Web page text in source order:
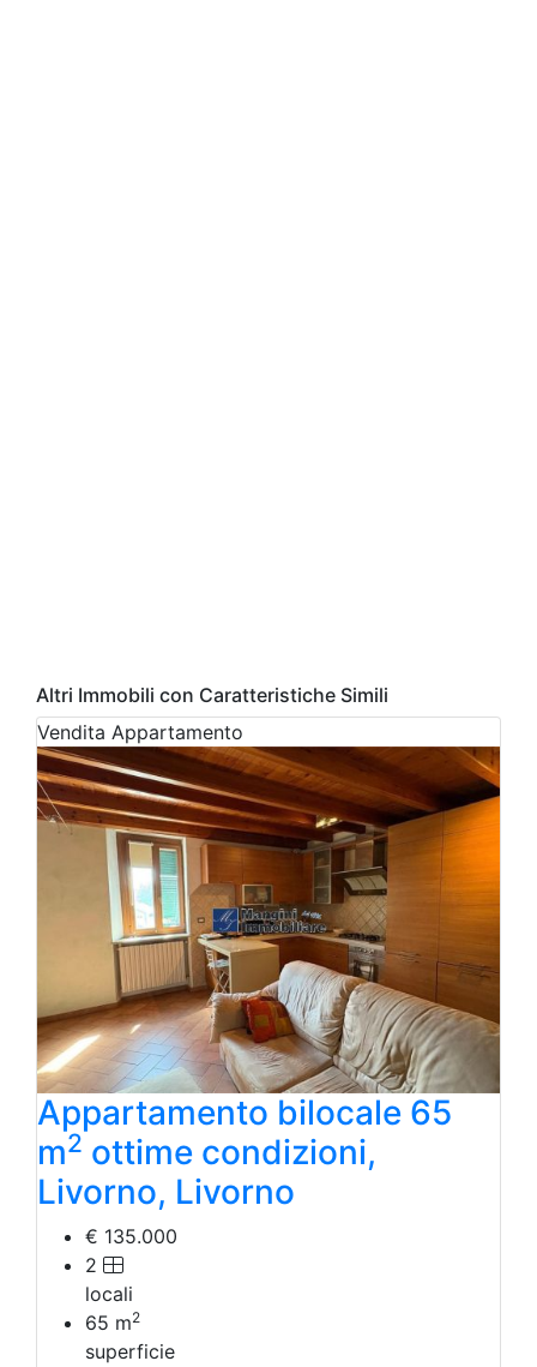
Altri Immobili con Caratteristiche Simili
Vendita Appartamento
Appartamento bilocale 65
m2 ottime condizioni,
Livorno, Livorno
€ 135.000
2
locali
65 m2
superficie